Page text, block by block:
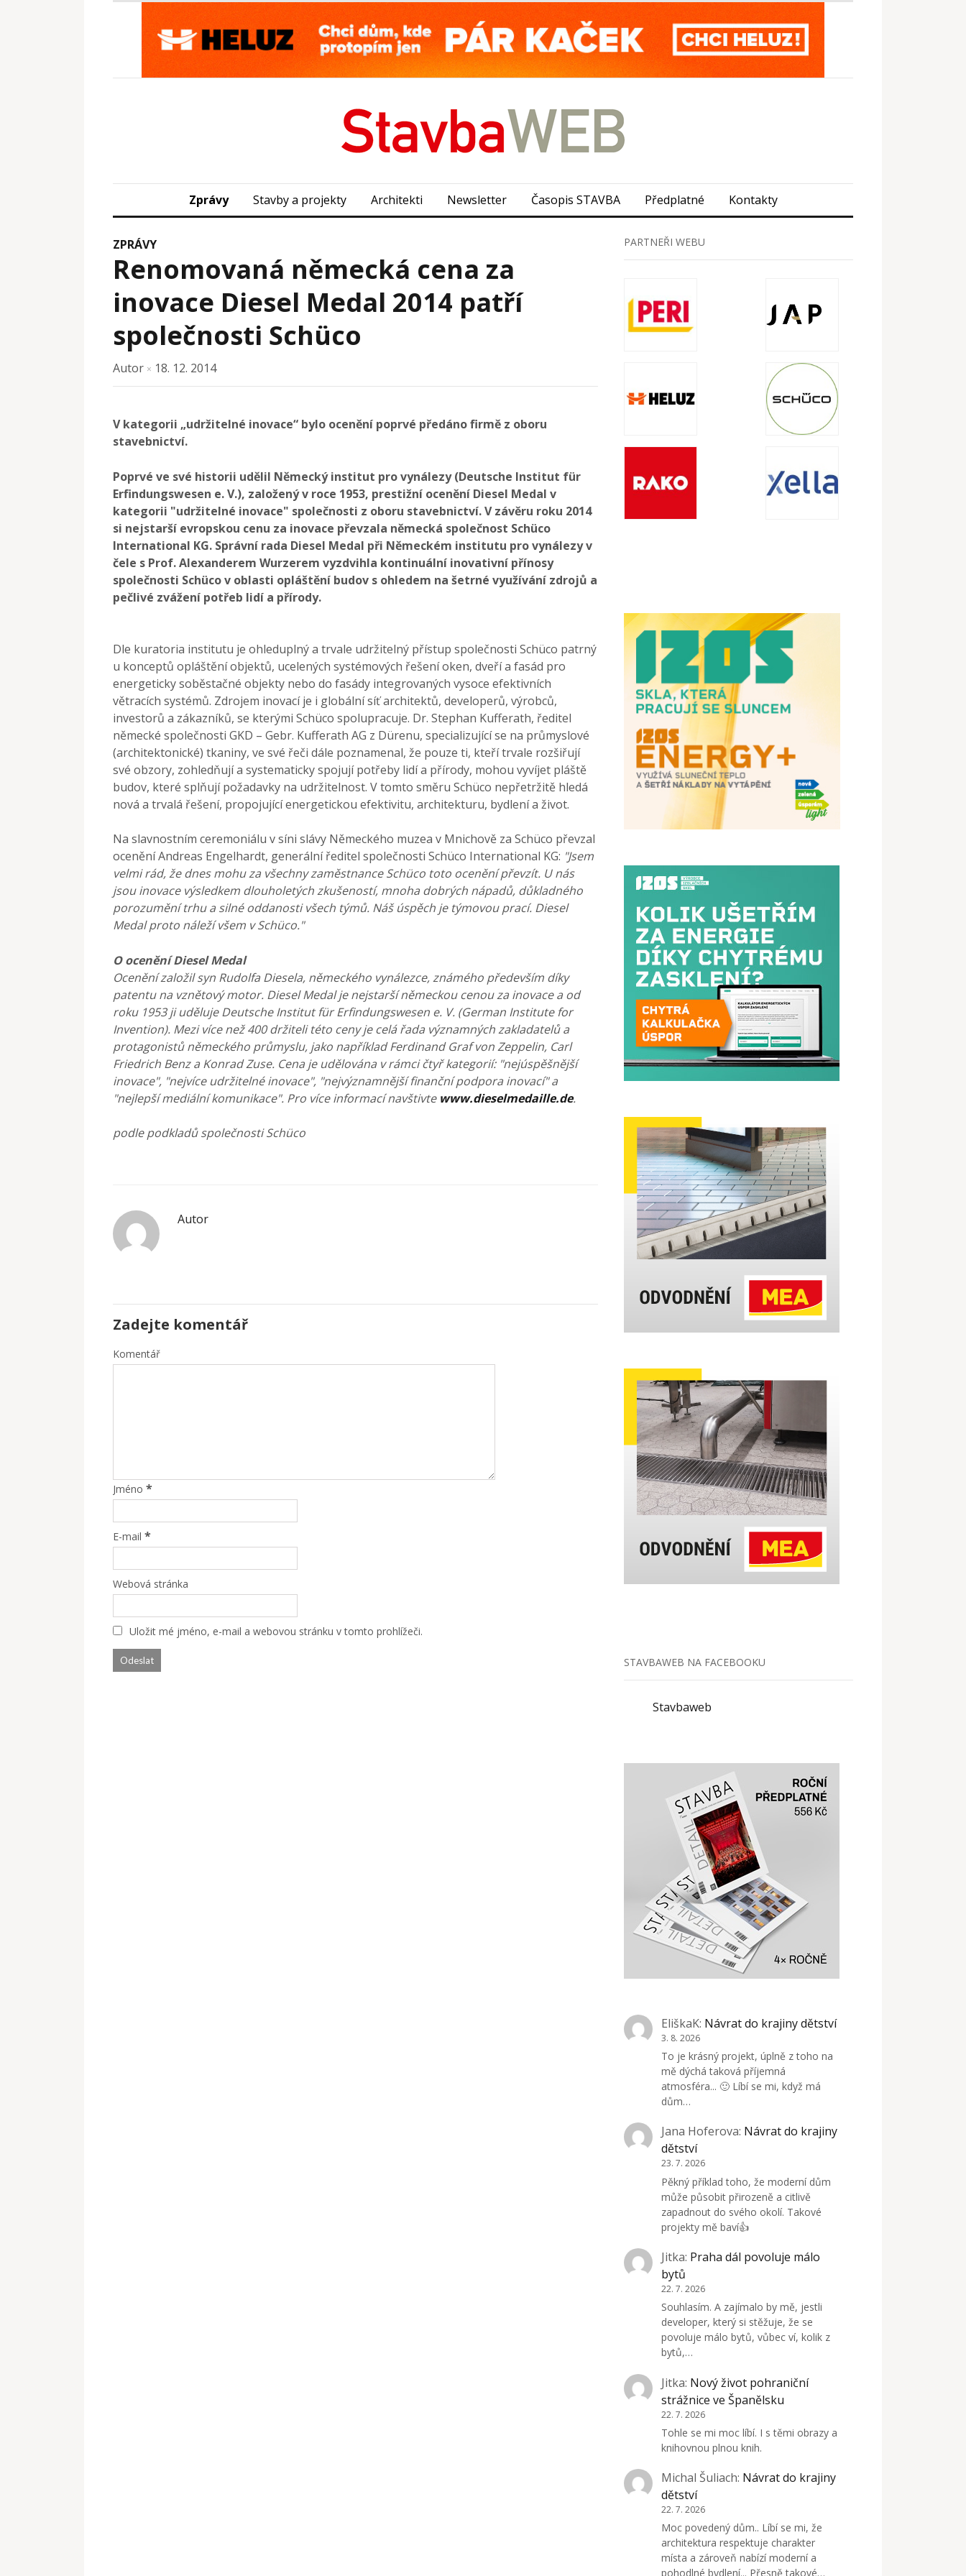
Zprávy Stavby a projekty Architekti Newsletter Časopis STAVBA Předplatné Kontakty
ZPRÁVY
Renomovaná německá cena za
inovace Diesel Medal 2014 patří
společnosti Schüco
Autor × 18. 12. 2014
V kategorii „udržitelné inovace“ bylo ocenění poprvé předáno firmě z oboru
stavebnictví.
Poprvé ve své historii udělil Německý institut pro vynálezy (Deutsche Institut für
Erfindungswesen e. V.), založený v roce 1953, prestižní ocenění Diesel Medal v
kategorii "udržitelné inovace" společnosti z oboru stavebnictví. V závěru roku 2014
si nejstarší evropskou cenu za inovace převzala německá společnost Schüco
International KG. Správní rada Diesel Medal při Německém institutu pro vynálezy v
čele s Prof. Alexanderem Wurzerem vyzdvihla kontinuální inovativní přínosy
společnosti Schüco v oblasti opláštění budov s ohledem na šetrné využívání zdrojů a
pečlivé zvážení potřeb lidí a přírody.
Dle kuratoria institutu je ohleduplný a trvale udržitelný přístup společnosti Schüco patrný
u konceptů opláštění objektů, ucelených systémových řešení oken, dveří a fasád pro
energeticky soběstačné objekty nebo do fasády integrovaných vysoce efektivních
větracích systémů. Zdrojem inovací je i globální síť architektů, developerů, výrobců,
investorů a zákazníků, se kterými Schüco spolupracuje. Dr. Stephan Kufferath, ředitel
německé společnosti GKD – Gebr. Kufferath AG z Dürenu, specializující se na průmyslové
(architektonické) tkaniny, ve své řeči dále poznamenal, že pouze ti, kteří trvale rozšiřují
své obzory, zohledňují a systematicky spojují potřeby lidí a přírody, mohou vyvíjet pláště
budov, které splňují požadavky na udržitelnost. V tomto směru Schüco nepřetržitě hledá
nová a trvalá řešení, propojující energetickou efektivitu, architekturu, bydlení a život.
Na slavnostním ceremoniálu v síni slávy Německého muzea v Mnichově za Schüco převzal
ocenění Andreas Engelhardt, generální ředitel společnosti Schüco International KG: "Jsem
velmi rád, že dnes mohu za všechny zaměstnance Schüco toto ocenění převzít. U nás
jsou inovace výsledkem dlouholetých zkušeností, mnoha dobrých nápadů, důkladného
porozumění trhu a silné oddanosti všech týmů. Náš úspěch je týmovou prací. Diesel
Medal proto náleží všem v Schüco."
O ocenění Diesel Medal
Ocenění založil syn Rudolfa Diesela, německého vynálezce, známého především díky
patentu na vznětový motor. Diesel Medal je nejstarší německou cenou za inovace a od
roku 1953 ji uděluje Deutsche Institut für Erfindungswesen e. V. (German Institute for
Invention). Mezi více než 400 držiteli této ceny je celá řada významných zakladatelů a
protagonistů německého průmyslu, jako například Ferdinand Graf von Zeppelin, Carl
Friedrich Benz a Konrad Zuse. Cena je udělována v rámci čtyř kategorií: "nejúspěšnější
inovace", "nejvíce udržitelné inovace", "nejvýznamnější finanční podpora inovací" a
"nejlepší mediální komunikace". Pro více informací navštivte www.dieselmedaille.de.
podle podkladů společnosti Schüco
Autor
Zadejte komentář
Komentář
Jméno *
E-mail *
Webová stránka
Uložit mé jméno, e-mail a webovou stránku v tomto prohlížeči.
PARTNEŘI WEBU
STAVBAWEB NA FACEBOOKU
Stavbaweb
EliškaK: Návrat do krajiny dětství
3. 8. 2026
To je krásný projekt, úplně z toho na
mě dýchá taková příjemná
atmosféra... 🙂 Líbí se mi, když má
dům…
Jana Hoferova: Návrat do krajiny
dětství
23. 7. 2026
Pěkný příklad toho, že moderní dům
může působit přirozeně a citlivě
zapadnout do svého okolí. Takové
projekty mě baví👍
Jitka: Praha dál povoluje málo
bytů
22. 7. 2026
Souhlasím. A zajímalo by mě, jestli
developer, který si stěžuje, že se
povoluje málo bytů, vůbec ví, kolik z
bytů,…
Jitka: Nový život pohraniční
strážnice ve Španělsku
22. 7. 2026
Tohle se mi moc líbí. I s těmi obrazy a
knihovnou plnou knih.
Michal Šuliach: Návrat do krajiny
dětství
22. 7. 2026
Moc povedený dům.. Líbí se mi, že
architektura respektuje charakter
místa a zároveň nabízí moderní a
pohodlné bydlení... Přesně takové…